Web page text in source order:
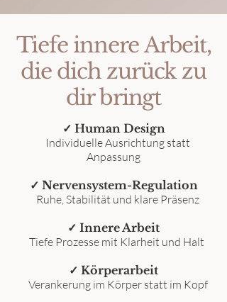
Tiefe innere Arbeit,
die dich zurück zu
dir bringt
✓ Human Design
Individuelle Ausrichtung statt
Anpassung
✓ Nervensystem-Regulation
Ruhe, Stabilität und klare Präsenz
✓ Innere Arbeit
Tiefe Prozesse mit Klarheit und Halt
✓ Körperarbeit
Verankerung im Körper statt im Kopf